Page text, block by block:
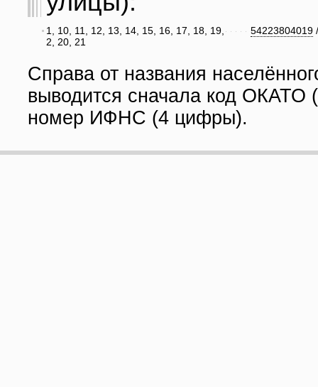
54223804019
1, 10, 11, 12, 13, 14, 15, 16, 17, 18, 19,
2, 20, 21
Справа от названия
выводится сначала код ОКАТО
номер ИФНС (4 цифры).